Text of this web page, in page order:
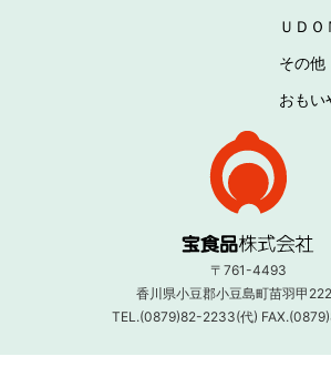
ＵＤ
その他
おもい
〒761-4493
香川県小豆郡小豆島町苗羽甲
TEL.(0879)82-2233(代)